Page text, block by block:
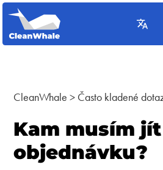
CleanWhale > Často kladené
Kam musím
objednávku?